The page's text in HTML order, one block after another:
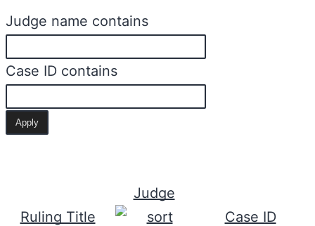
Judge name contains
Case ID contains
Ruling Title
Judge
Case ID